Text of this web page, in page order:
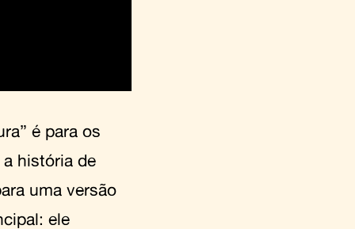
é para os
história de
uma versão
ele